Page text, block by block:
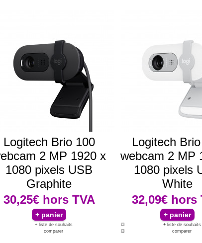
Logitech Brio 100
2 MP 1920 x
1080 pixels USB
Graphite
30,25€ hors TVA
+ liste de souhaits
comparer
Logitech
webcam 2 MP
1080 pixels
White
32,09€ hors
+ liste de souhaits
comparer